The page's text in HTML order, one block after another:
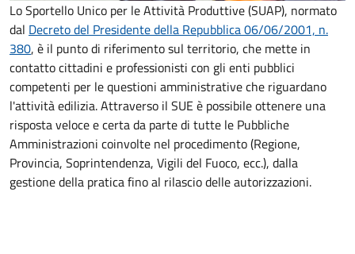
Lo Sportello Unico per le Attività Produttive (SUAP), normato
dal Decreto del Presidente della Repubblica 06/06/2001, n.
380, è il punto di riferimento sul territorio, che mette in
contatto cittadini e professionisti con gli enti pubblici
competenti per le questioni amministrative che riguardano
l'attività edilizia. Attraverso il SUE è possibile ottenere una
risposta veloce e certa da parte di tutte le Pubbliche
Amministrazioni coinvolte nel procedimento (Regione,
Provincia, Soprintendenza, Vigili del Fuoco, ecc.), dalla
gestione della pratica fino al rilascio delle autorizzazioni.